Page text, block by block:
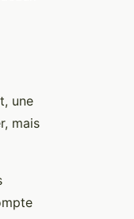
une
mais